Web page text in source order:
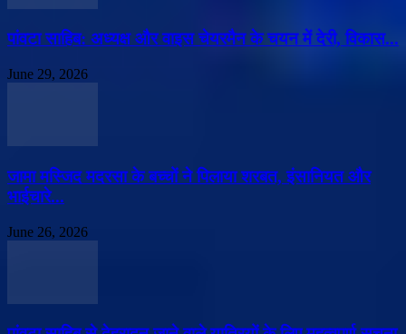
पांवटा साहिब: अध्यक्ष और वाइस चेयरमैन के चयन में देरी, विकास...
June 29, 2026
जामा मस्जिद मदरसा के बच्चों ने पिलाया शरबत, इंसानियत और
भाईचारे...
June 26, 2026